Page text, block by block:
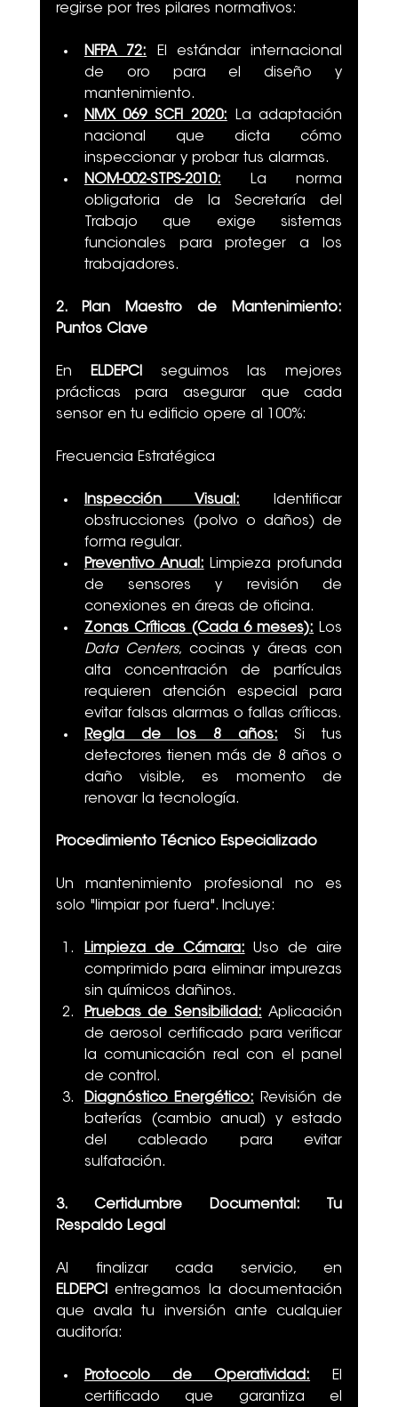
regirse por tres pilares normativos:
NFPA 72: El estándar internacional
de oro para el diseño y
mantenimiento.
NMX 069 SCFI 2020: La adaptación
nacional que dicta cómo
inspeccionar y probar tus alarmas.
NOM-002-STPS-2010: La norma
obligatoria de la Secretaría del
Trabajo que exige sistemas
funcionales para proteger a los
trabajadores.
2. Plan Maestro de Mantenimiento:
Puntos Clave
En ELDEPCI
seguimos las mejores
prácticas para asegurar que cada
sensor en tu edificio opere al 100%:
Frecuencia Estratégica
Inspección Visual: Identificar
obstrucciones (polvo o daños) de
forma regular.
Preventivo Anual: Limpieza profunda
de sensores y revisión de
conexiones en áreas de oficina.
Zonas Críticas (Cada 6 meses):
Data Centers, cocinas y áreas con
alta concentración de partículas
requieren atención especial para
evitar falsas alarmas o fallas críticas.
Regla de los 8 años: Si tus
detectores tienen más de 8 años o
daño visible, es momento de
renovar la tecnología.
Procedimiento Técnico Especializado
Un mantenimiento profesional no es
solo "limpiar por fuera". Incluye:
Limpieza de Cámara: Uso de aire
comprimido para eliminar impurezas
sin químicos dañinos.
Pruebas de Sensibilidad: Aplicación
de aerosol certificado para verificar
la comunicación real con el panel
de control.
Diagnóstico Energético: Revisión de
baterías (cambio anual) y estado
del cableado para evitar
sulfatación.
3. Certidumbre Documental: Tu
Respaldo Legal
ELDEPCI
entregamos la documentación
que avala tu inversión ante cualquier
auditoría:
Protocolo de Operatividad: El
certificado que garantiza el